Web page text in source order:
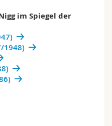
im Spiegel der
1948)